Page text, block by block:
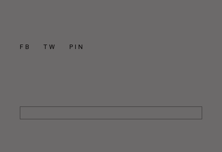
FB TW PIN